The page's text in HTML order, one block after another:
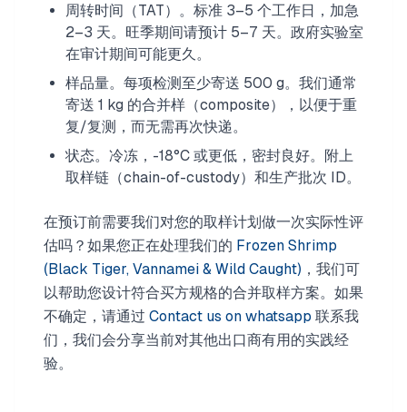
周转时间（TAT）。标准 3–5 个工作日，加急
2–3 天。旺季期间请预计 5–7 天。政府实验室
在审计期间可能更久。
样品量。每项检测至少寄送 500 g。我们通常
寄送 1 kg 的合并样（composite），以便于重
复/复测，而无需再次快递。
状态。冷冻，-18°C 或更低，密封良好。附上
取样链（chain-of-custody）和生产批次 ID。
在预订前需要我们对您的取样计划做一次实际性评
估吗？如果您正在处理我们的 Frozen Shrimp
(Black Tiger, Vannamei & Wild Caught) ，我们可
以帮助您设计符合买方规格的合并取样方案。如果
不确定，请通过 Contact us on whatsapp 联系我
们，我们会分享当前对其他出口商有用的实践经
验。